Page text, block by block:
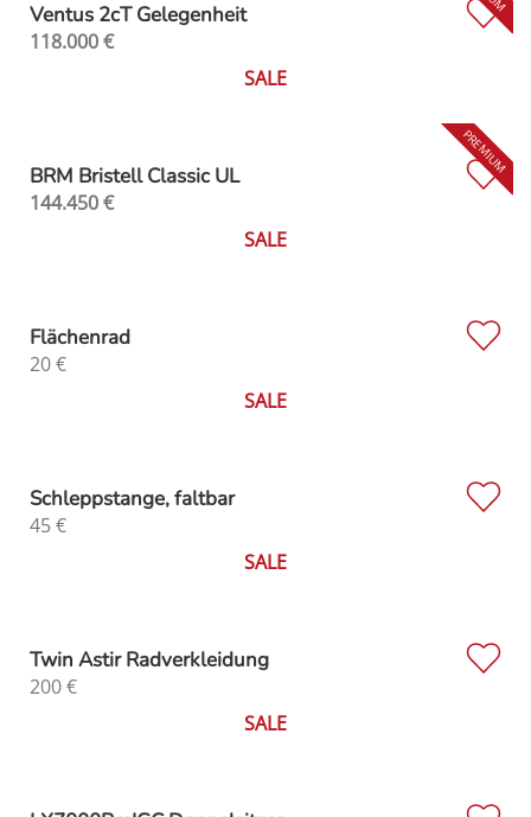
Ventus 2cT Gelegenheit
118.000€
SALE
BRM Bristell Classic UL
144.450€
SALE
Flächenrad
20€
SALE
Schleppstange, faltbar
45€
SALE
Twin Astir Radverkleidung
200€
SALE